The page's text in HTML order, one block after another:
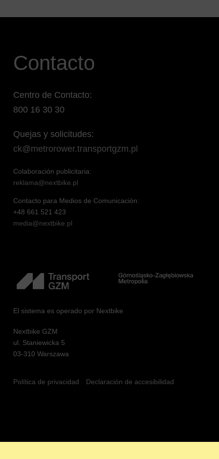
Contacto
Centro de Contacto:
800 16 30 30
Quejas y solicitudes:
ck@metrorower.transportgzm.pl
Colaboración publicitaria:
reklama@nextbike.pl
Contacto para Medios de Comunicación:
+48 661 521 423
media@nextbike.pl
El sistema es operado por Nextbike
Nextbike GZM
ul. Staniewicka 5
03-310 Warszawa
Política de privacidad Declaración de accesibilidad